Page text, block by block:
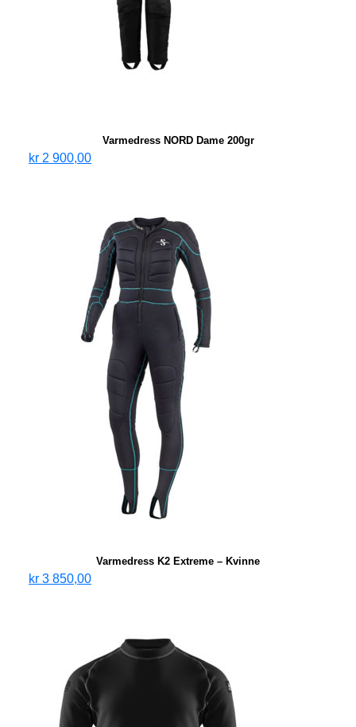
Varmedress NORD Dame 200gr
kr 2 900,00
Varmedress K2 Extreme – Kvinne
kr 3 850,00